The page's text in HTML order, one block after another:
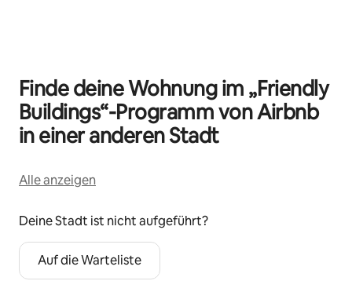
Finde deine Wohnung im „Friendly
Buildings“-Programm von Airbnb
in einer anderen Stadt
Alle anzeigen
Deine Stadt ist nicht aufgeführt?
Auf die Warteliste